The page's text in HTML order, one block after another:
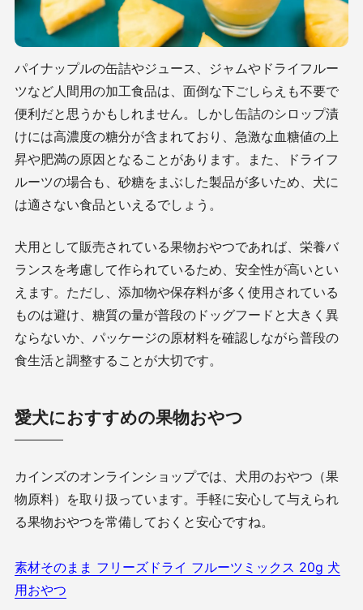
パイナップルの缶詰やジュース、ジャムやドライフルー
ツなど人間用の加工食品は、面倒な下ごしらえも不要で
便利だと思うかもしれません。しかし缶詰のシロップ漬
けには高濃度の糖分が含まれており、急激な血糖値の上
昇や肥満の原因となることがあります。また、ドライフ
ルーツの場合も、砂糖をまぶした製品が多いため、犬に
は適さない食品といえるでしょう。
犬用として販売されている果物おやつであれば、栄養バ
ランスを考慮して作られているため、安全性が高いとい
えます。ただし、添加物や保存料が多く使用されている
ものは避け、糖質の量が普段のドッグフードと大きく異
ならないか、パッケージの原材料を確認しながら普段の
食生活と調整することが大切です。
愛犬におすすめの果物おやつ
カインズのオンラインショップでは、犬用のおやつ（果
物原料）を取り扱っています。手軽に安心して与えられ
る果物おやつを常備しておくと安心ですね。
素材そのまま フリーズドライ フルーツミックス 20g 犬
用おやつ